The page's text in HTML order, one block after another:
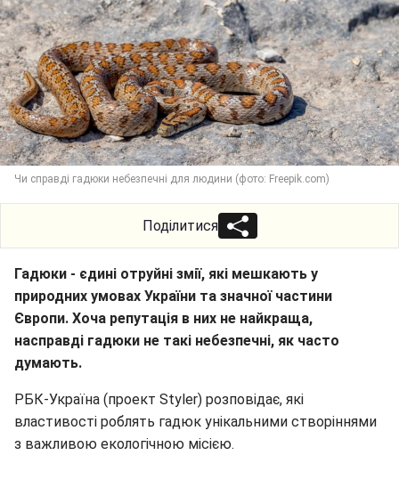
Чи справді гадюки небезпечні для людини (фото: Freepik.com)
Поділитися
Гадюки - єдині отруйні змії, які мешкають у
природних умовах України та значної частини
Європи. Хоча репутація в них не найкраща,
насправді гадюки не такі небезпечні, як часто
думають.
РБК-Україна (проект Styler) розповідає, які
властивості роблять гадюк унікальними створіннями
з важливою екологічною місією.